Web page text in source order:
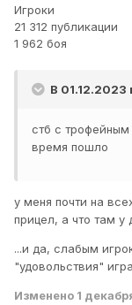
Игроки
21 312 публикации
1 962 боя
В 01.12.2023
стб с
время пошло
у меня почти на
прицел, а что там у
...и да, слабым
"удовольствия"
Изменено 1